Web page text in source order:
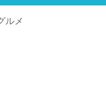
ルメ